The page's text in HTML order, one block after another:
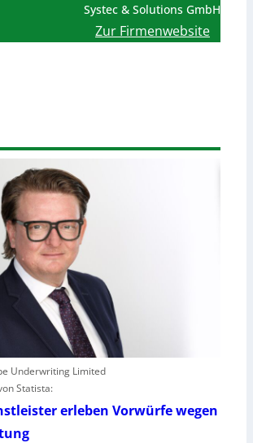
Systec & Solutions GmbH
Zur Firmenwebsite
Underwriting Limited
Statista:
erleben Vorwürfe wegen